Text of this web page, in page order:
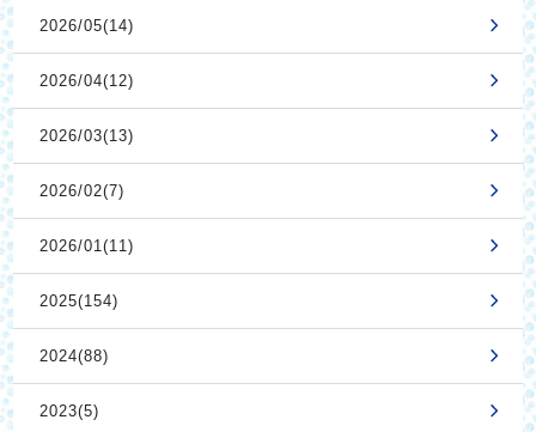
2026/05(14)
2026/04(12)
2026/03(13)
2026/02(7)
2026/01(11)
2025(154)
2024(88)
2023(5)